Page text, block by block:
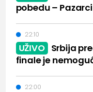
pobedu –
UŽIVO Srbija
finale je
22:10
22:00